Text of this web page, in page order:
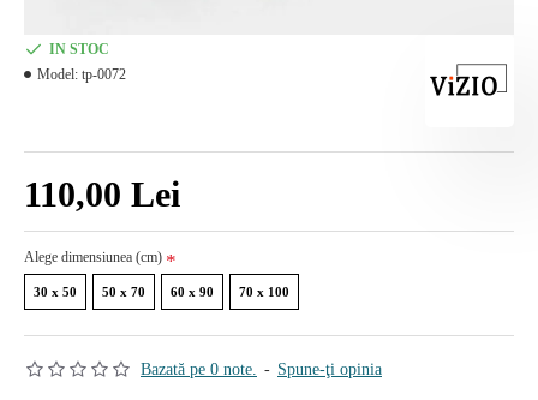
Bazată pe 0 note. - Spune-ţi opinia
110,00 Lei
IN STOC
Model: tp-0072
Alege dimensiunea (cm)
30 x 50 50 x 70 60 x 90 70 x 100